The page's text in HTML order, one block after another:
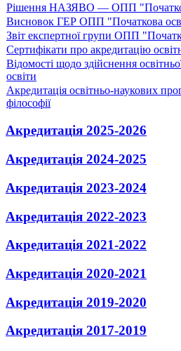
Рішення НАЗЯВО — ОПП
Висновок ГЕР ОПП "Початкова
Звіт експертної групи ОПП
Сертифікати про акредитацію
Відомості щодо здійснення
освіти
Акредитація освітньо-наукових
філософії
Акредитація 2025-2026
Акредитація 2024-2025
Акредитація 2023-2024
Акредитація 2022-2023
Акредитація 2021-2022
Акредитація 2020-2021
Акредитація 2019-2020
Акредитація 2017-2019